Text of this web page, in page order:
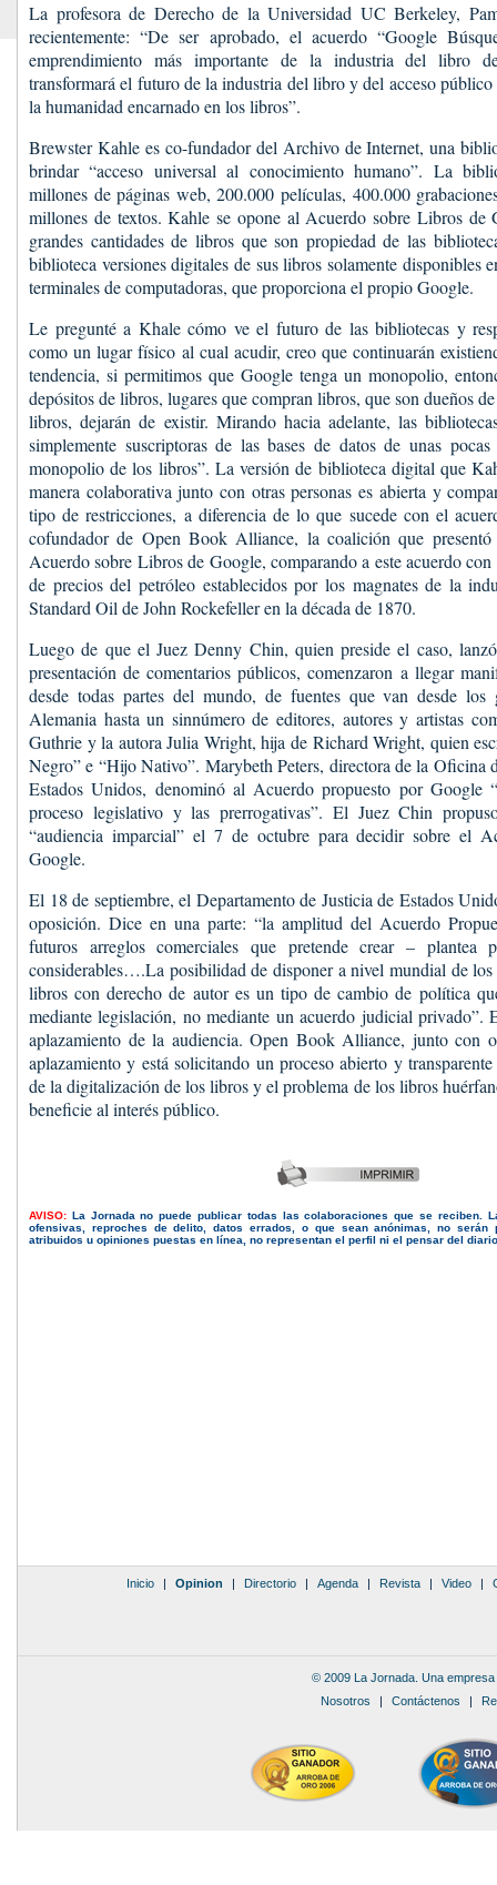
La profesora de Derecho de la Universidad UC Berkeley,
recientemente: “De ser aprobado, el acuerdo “Google
emprendimiento más importante de la industria del libro
transformará el futuro de la industria del libro y del acceso
la humanidad encarnado en los libros”.
Brewster Kahle es co-fundador del Archivo de Internet, una
brindar “acceso universal al conocimiento humano”. La
millones de páginas web, 200.000 películas, 400.000
millones de textos. Kahle se opone al Acuerdo sobre Libros de
grandes cantidades de libros que son propiedad de las
biblioteca versiones digitales de sus libros solamente disponibles
terminales de computadoras, que proporciona el propio Google.
Le pregunté a Khale cómo ve el futuro de las bibliotecas y
como un lugar físico al cual acudir, creo que continuarán
tendencia, si permitimos que Google tenga un monopolio,
depósitos de libros, lugares que compran libros, que son dueños
libros, dejarán de existir. Mirando hacia adelante, las
simplemente suscriptoras de las bases de datos de unas
monopolio de los libros”. La versión de biblioteca digital que
manera colaborativa junto con otras personas es abierta y
tipo de restricciones, a diferencia de lo que sucede con el
cofundador de Open Book Alliance, la coalición que
Acuerdo sobre Libros de Google, comparando a este acuerdo
de precios del petróleo establecidos por los magnates de la
Standard Oil de John Rockefeller en la década de 1870.
Luego de que el Juez Denny Chin, quien preside el caso,
presentación de comentarios públicos, comenzaron a llegar
desde todas partes del mundo, de fuentes que van desde
Alemania hasta un sinnúmero de editores, autores y artistas
Guthrie y la autora Julia Wright, hija de Richard Wright, quien
Negro” e “Hijo Nativo”. Marybeth Peters, directora de la Oficina
Estados Unidos, denominó al Acuerdo propuesto por Google
proceso legislativo y las prerrogativas”. El Juez Chin
“audiencia imparcial” el 7 de octubre para decidir sobre el
Google.
El 18 de septiembre, el Departamento de Justicia de Estados
oposición. Dice en una parte: “la amplitud del Acuerdo
futuros arreglos comerciales que pretende crear – plantea
considerables….La posibilidad de disponer a nivel mundial de los
libros con derecho de autor es un tipo de cambio de política
mediante legislación, no mediante un acuerdo judicial privado”.
aplazamiento de la audiencia. Open Book Alliance, junto con
aplazamiento y está solicitando un proceso abierto y
de la digitalización de los libros y el problema de los libros
beneficie al interés público.
AVISO: La Jornada no puede publicar todas las colaboraciones que se reciben.
ofensivas, reproches de delito, datos errados, o que sean anónimas, no serán
atribuidos u opiniones puestas en línea, no representan el perfil ni el pensar del
Inicio | Opinion | Directorio | Agenda | Revista | Video |
© 2009 La Jornada. Una
Nosotros | Contáctenos |